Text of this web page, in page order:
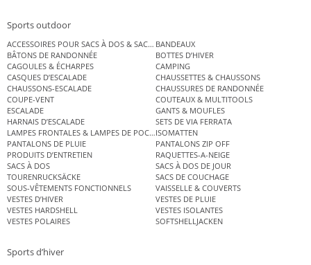
Sports outdoor
ACCESSOIRES POUR SACS À DOS & SACS ÉTANCHES
BANDEAUX
BÂTONS DE RANDONNÉE
BOTTES D’HIVER
CAGOULES & ÉCHARPES
CAMPING
CASQUES D’ESCALADE
CHAUSSETTES & CHAUSSONS
CHAUSSONS-ESCALADE
CHAUSSURES DE RANDONNÉE
COUPE-VENT
COUTEAUX & MULTITOOLS
ESCALADE
GANTS & MOUFLES
HARNAIS D’ESCALADE
SETS DE VIA FERRATA
LAMPES FRONTALES & LAMPES DE POCHEISOMATTEN
PANTALONS DE PLUIE
PANTALONS ZIP OFF
PRODUITS D’ENTRETIEN
RAQUETTES-A-NEIGE
SACS À DOS
SACS À DOS DE JOUR
TOURENRUCKSÄCKE
SACS DE COUCHAGE
SOUS-VÊTEMENTS FONCTIONNELS
VAISSELLE & COUVERTS
VESTES D’HIVER
VESTES DE PLUIE
VESTES HARDSHELL
VESTES ISOLANTES
VESTES POLAIRES
SOFTSHELLJACKEN
Sports d’hiver